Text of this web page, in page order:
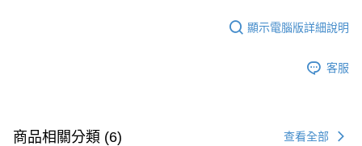
顯示電腦版詳細說明
客服
商品相關分類 (6) 查看全部